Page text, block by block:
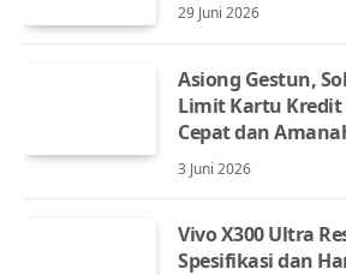
29 Juni 2026
Asiong Gestun,
Limit Kartu Kredit
Cepat dan
3 Juni 2026
Vivo X300 Ultra
Spesifikasi dan